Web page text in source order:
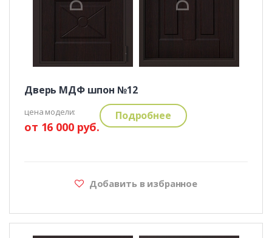
Дверь МДФ шпон №12
цена модели:
от 16 000 руб.
Подробнее
Добавить в избранное